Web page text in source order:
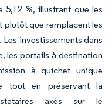
%, illustrant que les
que remplacent les
investissements dans
les portails à destination
à guichet unique
tout en préservant la
axés sur le